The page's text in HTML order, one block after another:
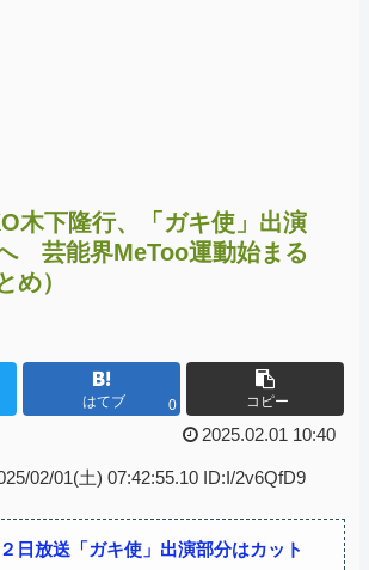
木下隆行、「ガキ使」出演
芸能界MeToo運動始まる
め）
はてブ 0 コピー
2025.02.01 10:40
02/01(土) 07:42:55.10 ID:I/2v6QfD9
日放送「ガキ使」出演部分はカット